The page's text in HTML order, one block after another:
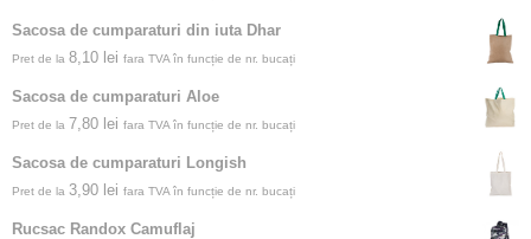
Sacosa de cumparaturi din iuta Dhar
Pret de la 8,10 lei fara TVA în funcție de nr. bucați
Sacosa de cumparaturi Aloe
Pret de la 7,80 lei fara TVA în funcție de nr. bucați
Sacosa de cumparaturi Longish
Pret de la 3,90 lei fara TVA în funcție de nr. bucați
Rucsac Randox Camuflaj